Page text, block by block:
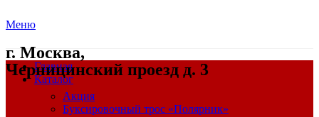
Меню
г. Москва,
Черницинский проезд д. 3
Главная
Каталог
Акция
Буксировочный трос «Полярник»